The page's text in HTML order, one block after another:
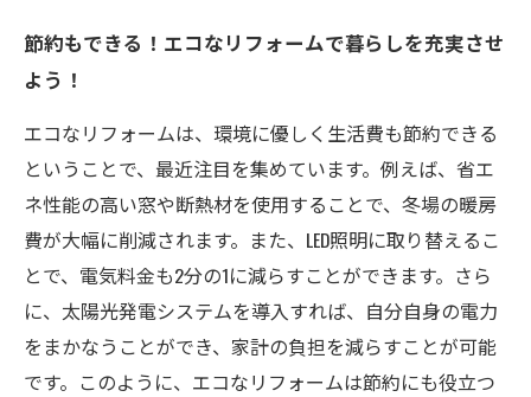
節約もできる！エコなリフォームで暮らしを充実させ
よう！
エコなリフォームは、環境に優しく生活費も節約できる
ということで、最近注目を集めています。例えば、省エ
ネ性能の高い窓や断熱材を使用することで、冬場の暖房
費が大幅に削減されます。また、LED照明に取り替えるこ
とで、電気料金も2分の1に減らすことができます。さら
に、太陽光発電システムを導入すれば、自分自身の電力
をまかなうことができ、家計の負担を減らすことが可能
です。このように、エコなリフォームは節約にも役立つ